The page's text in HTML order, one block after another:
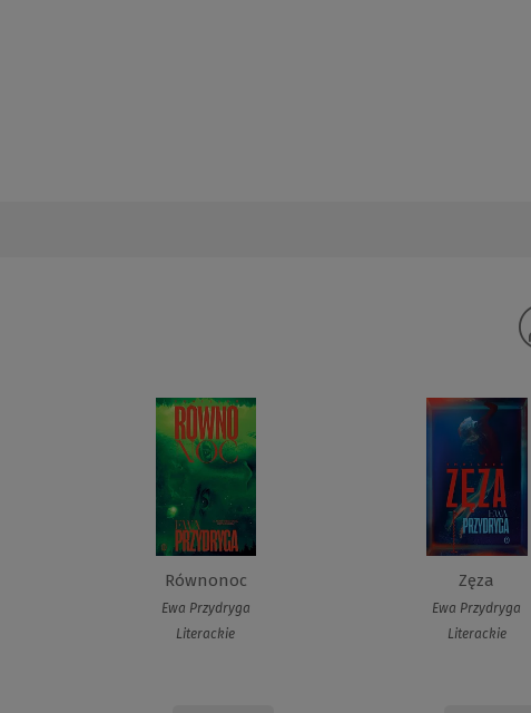
Równonoc
Ewa Przydryga
Literackie
Zęza
Ewa Przydryga
Literackie